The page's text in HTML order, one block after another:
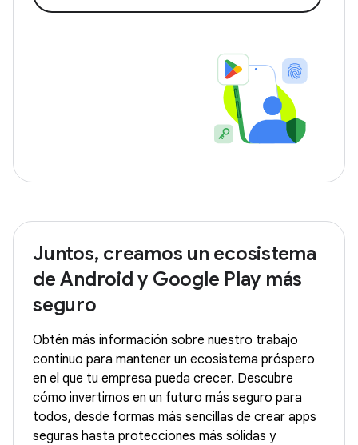
Juntos, creamos un ecosistema
de Android y Google Play más
seguro
Obtén más información sobre nuestro trabajo
continuo para mantener un ecosistema próspero
en el que tu empresa pueda crecer. Descubre
cómo invertimos en un futuro más seguro para
todos, desde formas más sencillas de crear apps
seguras hasta protecciones más sólidas y